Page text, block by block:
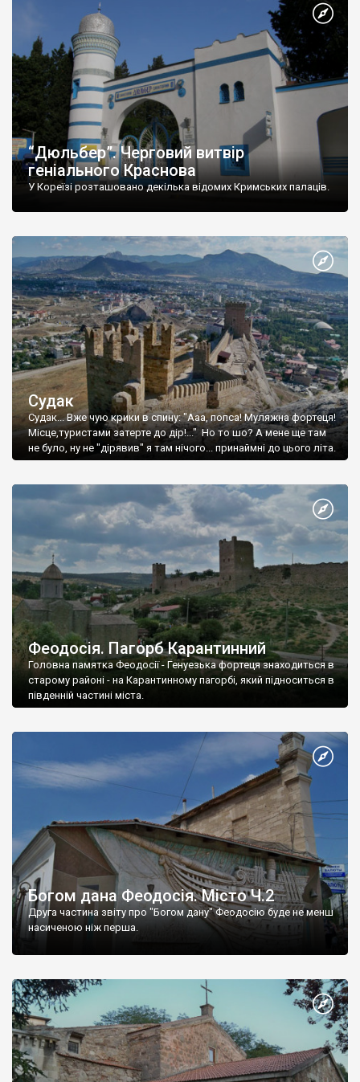
“Дюльбер”. Черговий витвір
геніального Краснова
У Кореїзі розташовано декілька відомих Кримських палаців.
Судак
Судак... Вже чую крики в спину: "Ааа, попса! Муляжна фортеця!
Місце,туристами затерте до дір!..." Но то шо? А мене ще там
не було, ну не "дірявив" я там нічого... принаймні до цього літа.
Феодосія. Пагорб Карантинний
Головна памятка Феодосії - Генуезька фортеця знаходиться в
старому районі - на Карантинному пагорбі, який підноситься в
південній частині міста.
Богом дана Феодосія. Місто Ч.2
Друга частина звіту про "Богом дану" Феодосію буде не менш
насиченою ніж перша.